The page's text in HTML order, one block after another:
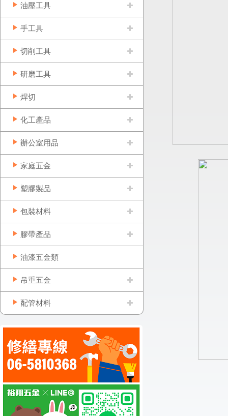
油壓工具
手工具
切削工具
研磨工具
焊切
化工產品
辦公室用品
家庭五金
塑膠製品
包裝材料
膠帶產品
油漆五金類
吊重五金
配管材料